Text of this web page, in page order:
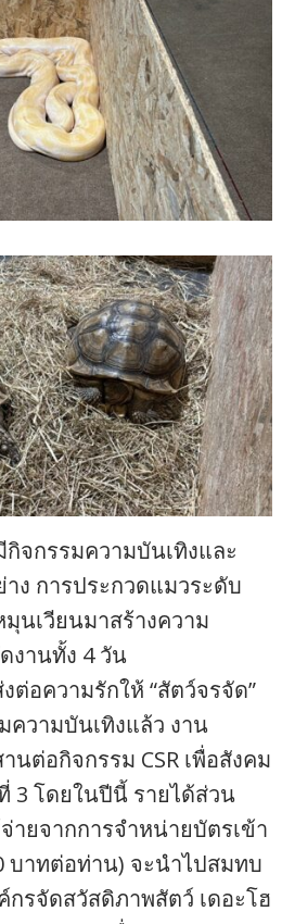
จกรรมความบันเทิงและ
ง การประกวดแมวระดับ
นเวียนมาสร้างความ
งานทั้ง 4 วัน
ต่อความรักให้ “สัตว์จรจัด”
ความบันเทิงแล้ว งาน
นต่อกิจกรรม CSR เพื่อสังคม
3 โดยในปีนี้ รายได้ส่วน
ายจากการจำหน่ายบัตรเข้า
บาทต่อท่าน) จะนำไปสมทบ
รจัดสวัสดิภาพสัตว์ เดอะโฮ